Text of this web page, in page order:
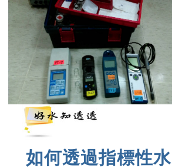
如何透過指標性水